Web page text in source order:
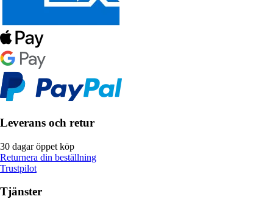
Leverans och retur
30 dagar öppet köp
Returnera din beställning
Trustpilot
Tjänster